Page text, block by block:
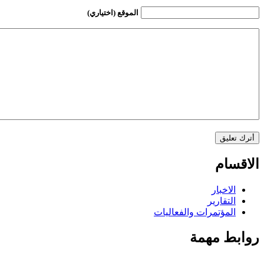
الموقع (اختياري)
الاقسام
الاخبار
التقارير
المؤتمرات والفعاليات
روابط مهمة